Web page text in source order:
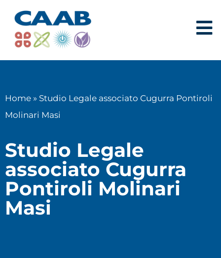
Home » Studio Legale associato Cugurra Pontiroli
Molinari Masi
Studio Legale
associato Cugurra
Pontiroli Molinari
Masi